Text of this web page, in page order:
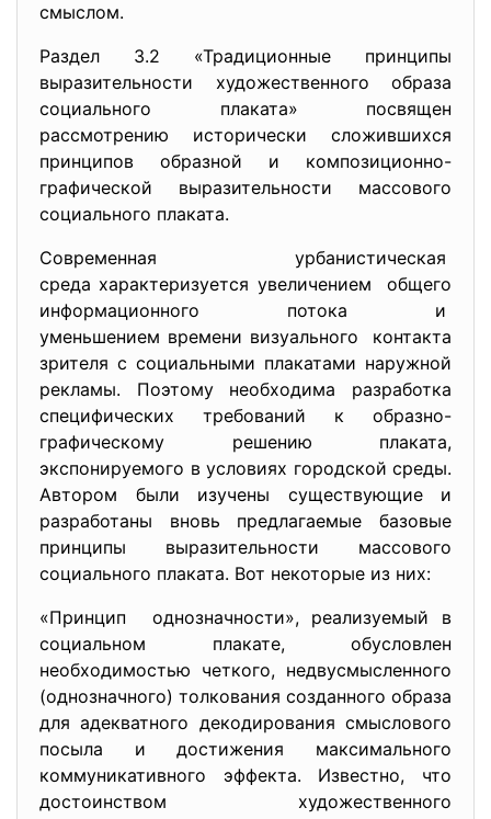
смыслом.
Раздел 3.2 «Традиционные принципы
выразительности художественного образа
социального плаката» посвящен
рассмотрению исторически сложившихся
принципов образной и композиционно-
графической выразительности массового
социального плаката.
Современная урбанистическая
среда характеризуется увеличением общего
информационного потока и
уменьшением времени визуального контакта
зрителя с социальными плакатами наружной
рекламы. Поэтому необходима разработка
специфических требований к образно-
графическому решению плаката,
экспонируемого в условиях городской среды.
Автором были изучены существующие и
разработаны вновь предлагаемые базовые
принципы выразительности массового
социального плаката. Вот некоторые из них:
«Принцип однозначности», реализуемый в
социальном плакате, обусловлен
необходимостью четкого, недвусмысленного
(однозначного) толкования созданного образа
для адекватного декодирования смыслового
посыла и достижения максимального
коммуникативного эффекта. Известно, что
достоинством художественного